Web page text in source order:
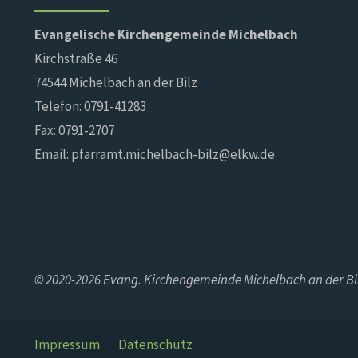
Evangelische Kirchengemeinde Michelbach
Kirchstraße 46
74544 Michelbach an der Bilz
Telefon: 0791-41283
Fax: 0791-2707
Email: pfarramt.michelbach-bilz@elkw.de
© 2020-2026 Evang. Kirchengemeinde Michelbach an der
Impressum Datenschutz